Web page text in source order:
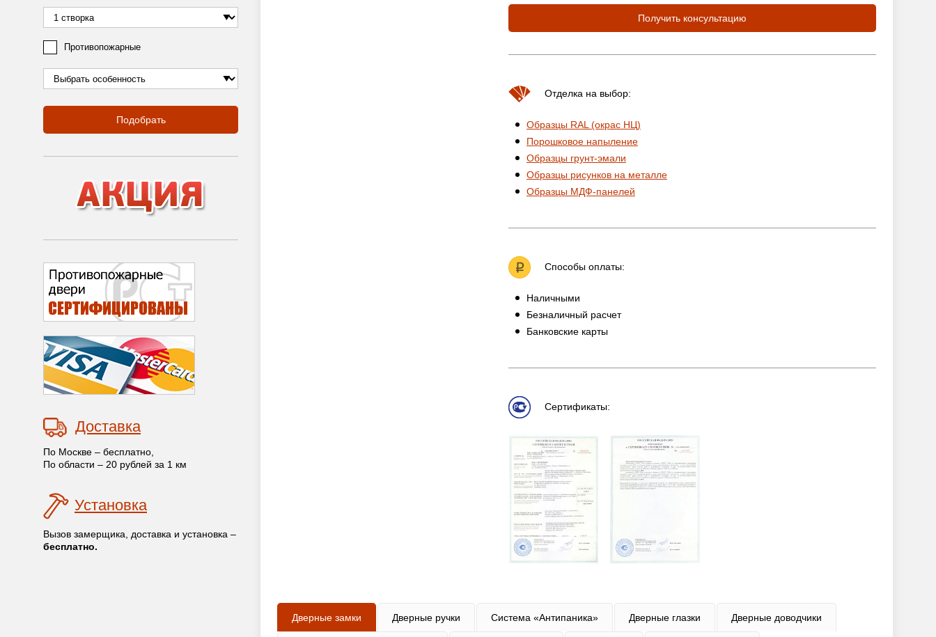
Противопожарные
Подобрать
Доставка
По Москве – бесплатно,
По области – 20 рублей за 1 км
Установка
Вызов замерщика, доставка и установка –
бесплатно.
Получить консультацию
Отделка на выбор:
Образцы RAL (окрас НЦ)
Порошковое напыление
Образцы грунт-эмали
Образцы рисунков на металле
Образцы МДФ-панелей
Способы оплаты:
Наличными
Безналичный расчет
Банковские карты
Сертификаты:
Дверные замки Дверные ручки Система «Антипаника» Дверные глазки Дверные доводчики